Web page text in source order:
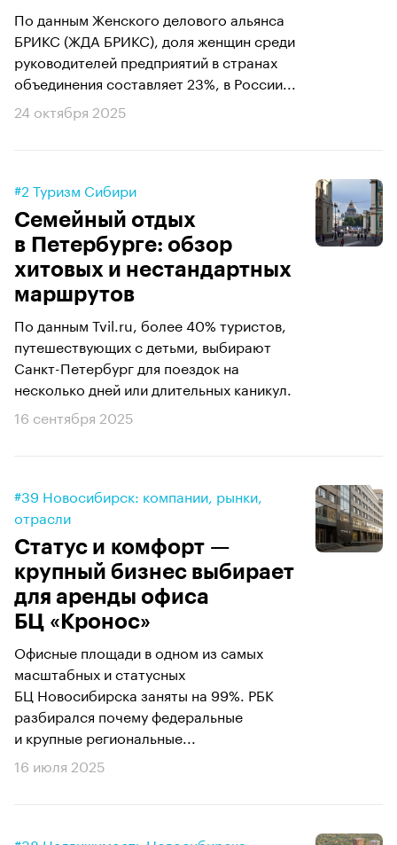
По данным Женского делового альянса
БРИКС (ЖДА БРИКС), доля женщин среди
руководителей предприятий в странах
объединения составляет 23%, в России...
24 октября 2025
#2 Туризм Сибири
Семейный отдых
в Петербурге: обзор
хитовых и нестандартных
маршрутов
По данным Tvil.ru, более 40% туристов,
путешествующих с детьми, выбирают
Санкт-Петербург для поездок на
несколько дней или длительных каникул.
16 сентября 2025
#39 Новосибирск: компании, рынки,
отрасли
Статус и комфорт —
крупный бизнес выбирает
для аренды офиса
БЦ «Кронос»
Офисные площади в одном из самых
масштабных и статусных
БЦ Новосибирска заняты на 99%. РБК
разбирался почему федеральные
и крупные региональные...
16 июля 2025